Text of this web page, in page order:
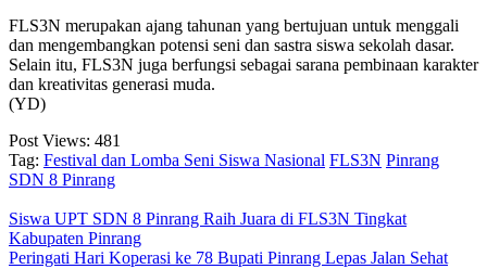
FLS3N merupakan ajang tahunan yang bertujuan untuk menggali
dan mengembangkan potensi seni dan sastra siswa sekolah dasar.
Selain itu, FLS3N juga berfungsi sebagai sarana pembinaan karakter
dan kreativitas generasi muda.
(YD)
Post Views: 481
Tag: Festival dan Lomba Seni Siswa Nasional FLS3N Pinrang
SDN 8 Pinrang
Siswa UPT SDN 8 Pinrang Raih Juara di FLS3N Tingkat
Kabupaten Pinrang
Peringati Hari Koperasi ke 78 Bupati Pinrang Lepas Jalan Sehat